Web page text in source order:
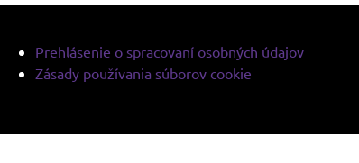
Prehlásenie o spracovaní osobných údajov
Zásady používania súborov cookie